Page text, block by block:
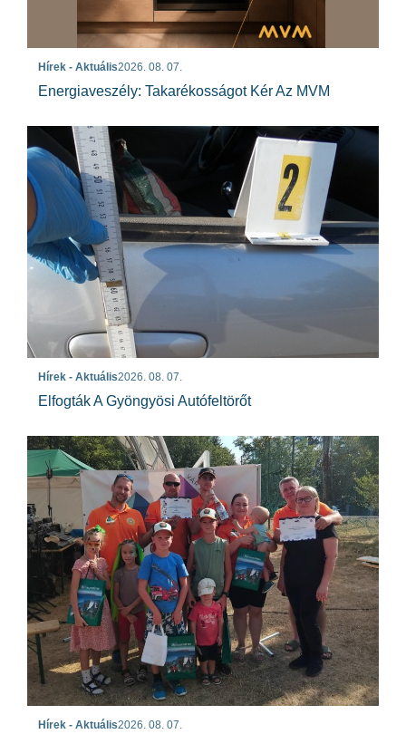
Hírek - Aktuális2026. 08. 07.
Energiaveszély: Takarékosságot Kér Az MVM
Hírek - Aktuális2026. 08. 07.
Elfogták A Gyöngyösi Autófeltörőt
Hírek - Aktuális2026. 08. 07.